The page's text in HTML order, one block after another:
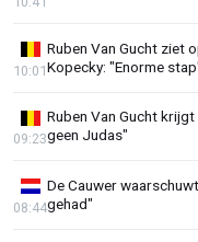
Ruben Van Gucht ziet
Kopecky: "Enorme
10:01
Ruben Van Gucht
geen Judas"
09:23
De Cauwer
gehad"
08:44